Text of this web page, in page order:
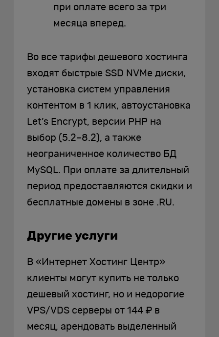
при оплате всего за три
месяца вперед.
Во все тарифы дешевого хостинга
входят быстрые SSD NVMe диски,
установка систем управления
контентом в 1 клик, автоустановка
Let’s Encrypt, версии PHP на
выбор (5.2–8.2), а также
неограниченное количество БД
MySQL. При оплате за длительный
период предоставляются скидки и
бесплатные домены в зоне .RU.
Другие услуги
В «Интернет Хостинг Центр»
клиенты могут купить не только
дешевый хостинг, но и недорогие
VPS/VDS серверы от 144 ₽ в
месяц, арендовать выделенный